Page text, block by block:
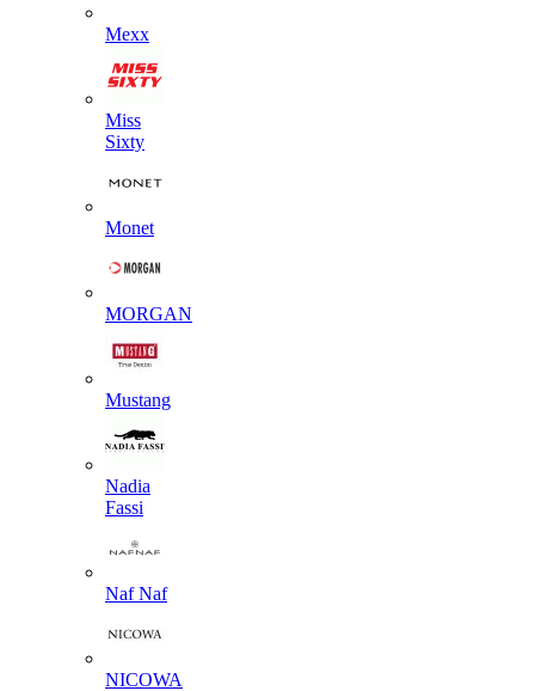
Mexx
Miss
Sixty
Monet
MORGAN
Mustang
Nadia
Fassi
Naf Naf
NICOWA